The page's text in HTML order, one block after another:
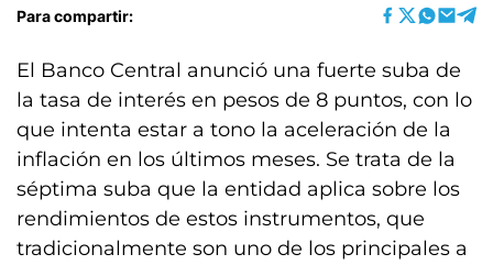
Para compartir:
El Banco Central anunció una fuerte suba de
la tasa de interés en pesos de 8 puntos, con lo
que intenta estar a tono la aceleración de la
inflación en los últimos meses. Se trata de la
séptima suba que la entidad aplica sobre los
rendimientos de estos instrumentos, que
tradicionalmente son uno de los principales a